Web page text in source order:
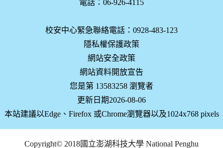
電話：06-926-4115
校安中心緊急聯絡電話：0928-483-123
隱私權保護政策
網站安全政策
網站資料開放宣告
您是第 13583258 瀏覽者
更新日期2026-08-06
本站建議以Edge、Firefox 或Chrome瀏覽器以及1024x768 pixels
Copyright© 2018國立澎湖科技大學 National Penghu